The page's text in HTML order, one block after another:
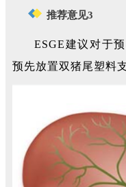
推荐意见3
ESGE建议对于
预先放置双猪尾塑料